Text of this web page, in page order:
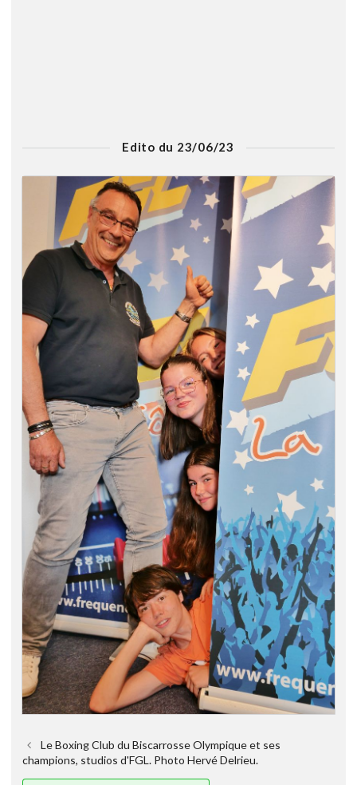
Edito du 23/06/23
Le Boxing Club du Biscarrosse Olympique et ses
champions, studios d'FGL. Photo Hervé Delrieu.